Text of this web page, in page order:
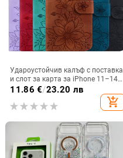
Удароустойчив калъф с поставка
и слот за карта за iPhone 11–14
Pro Max, изкуствена кожа,
11.86 €/23.20 лв
add_shopping_cart